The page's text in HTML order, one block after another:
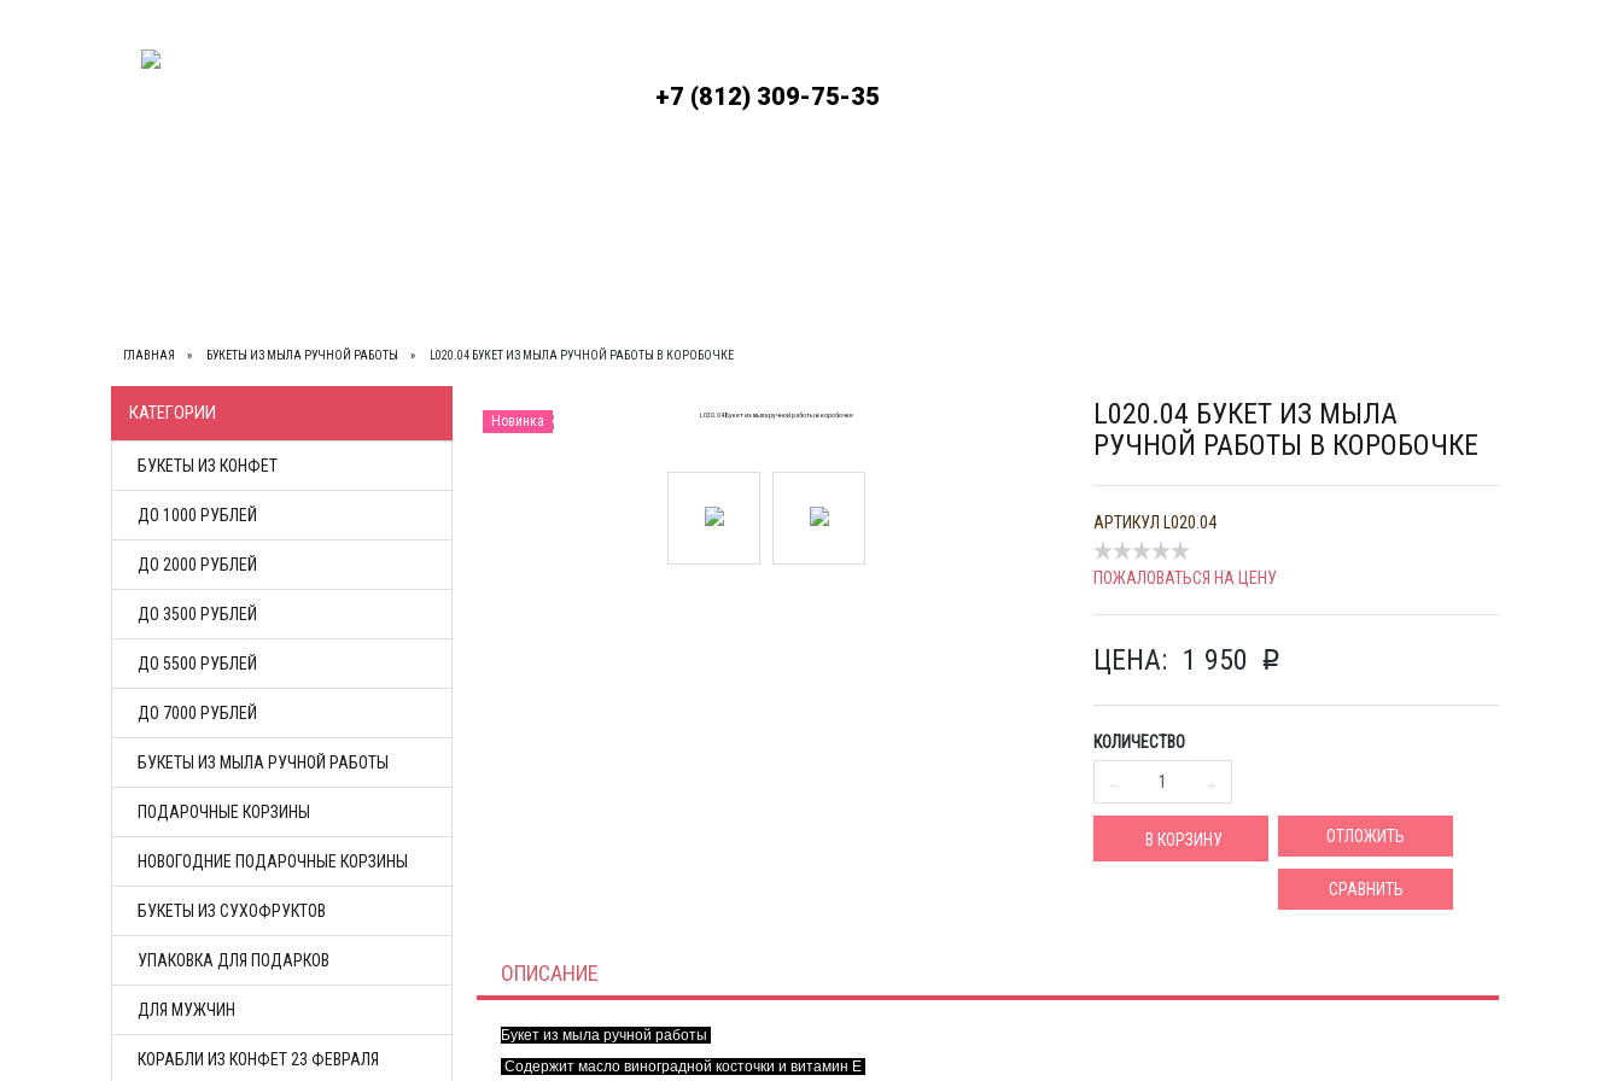
+7 (812) 309-75-35
ГЛАВНАЯ БУКЕТЫ ИЗ МЫЛА РУЧНОЙ РАБОТЫ L020.04 БУКЕТ ИЗ МЫЛА РУЧНОЙ РАБОТЫ В КОРОБОЧКЕ
КАТЕГОРИИ
БУКЕТЫ ИЗ КОНФЕТ
ДО 1000 РУБЛЕЙ
ДО 2000 РУБЛЕЙ
ДО 3500 РУБЛЕЙ
ДО 5500 РУБЛЕЙ
ДО 7000 РУБЛЕЙ
БУКЕТЫ ИЗ МЫЛА РУЧНОЙ РАБОТЫ
ПОДАРОЧНЫЕ КОРЗИНЫ
НОВОГОДНИЕ ПОДАРОЧНЫЕ КОРЗИНЫ
БУКЕТЫ ИЗ СУХОФРУКТОВ
УПАКОВКА ДЛЯ ПОДАРКОВ
ДЛЯ МУЖЧИН
КОРАБЛИ ИЗ КОНФЕТ 23 ФЕВРАЛЯ
Новинка
L020.04 БУКЕТ ИЗ МЫЛА
РУЧНОЙ РАБОТЫ В КОРОБОЧКЕ
АРТИКУЛ L020.04
ПОЖАЛОВАТЬСЯ НА ЦЕНУ
ЦЕНА: 1 950 p
КОЛИЧЕСТВО
В КОРЗИНУ ОТЛОЖИТЬ
СРАВНИТЬ
ОПИСАНИЕ
Букет из мыла ручной работы
Содержит масло виноградной косточки и витамин Е